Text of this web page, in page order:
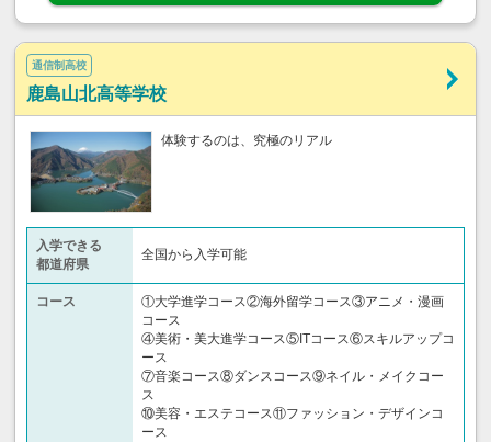
通信制高校
鹿島山北高等学校
体験するのは、究極のリアル
入学できる
都道府県
全国から入学可能
コース
①大学進学コース②海外留学コース③アニメ・漫画
コース
④美術・美大進学コース⑤ITコース⑥スキルアップコ
ース
⑦音楽コース⑧ダンスコース⑨ネイル・メイクコー
ス
⑩美容・エステコース⑪ファッション・デザインコ
ース